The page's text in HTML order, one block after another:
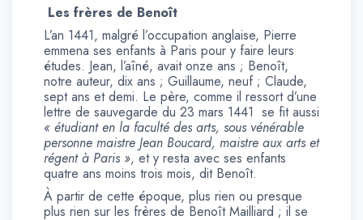
Les frères de Benoît
L’an 1441, malgré l’occupation anglaise, Pierre
emmena ses enfants à Paris pour y faire leurs
études. Jean, l’aîné, avait onze ans ; Benoît,
notre auteur, dix ans ; Guillaume, neuf ; Claude,
sept ans et demi. Le père, comme il ressort d’une
lettre de sauvegarde du 23 mars 1441 se fit aussi
« étudiant en la faculté des arts, sous vénérable
personne maistre Jean Boucard, maistre aux arts et
régent à Paris », et y resta avec ses enfants
quatre ans moins trois mois, dit Benoît.
À partir de cette époque, plus rien ou presque
plus rien sur les frères de Benoît Mailliard ; il se